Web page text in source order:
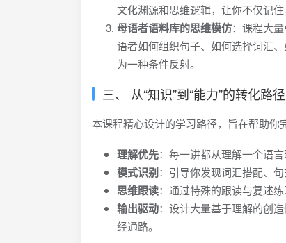
文化渊源和思维逻辑，让你不仅记住
母语者语料库的思维模仿：课程大
语者如何组织句子、如何选择词汇
为一种条件反射。
三、 从“知识”到“能力”的转化路径
本课程精心设计的学习路径，旨在帮助你
理解优先：每一讲都从理解一个语
模式识别：引导你发现词汇搭配、
思维跟读：通过特殊的跟读与复述
输出驱动：设计大量基于理解的创
经通路。